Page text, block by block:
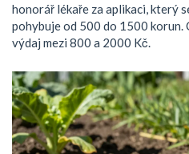
honorář lékaře za aplikaci, který
pohybuje od 500 do 1500 korun.
výdaj mezi 800 a 2000 Kč.